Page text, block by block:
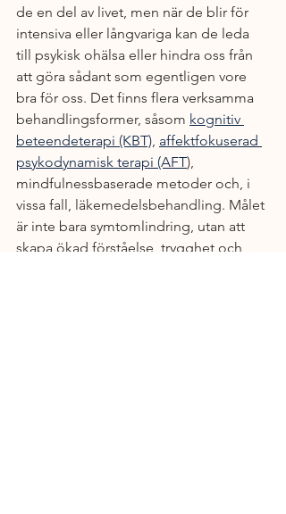
de en del av livet, men när de blir för
intensiva eller långvariga kan de leda
till psykisk ohälsa eller hindra oss från
att göra sådant som egentligen vore
bra för oss. Det finns flera verksamma
behandlingsformer, såsom kognitiv
beteendeterapi (KBT), affektfokuserad
psykodynamisk terapi (AFT),
mindfulnessbaserade metoder och, i
vissa fall, läkemedelsbehandling. Målet
är inte bara symtomlindring, utan att
skapa ökad förståelse, trygghet och